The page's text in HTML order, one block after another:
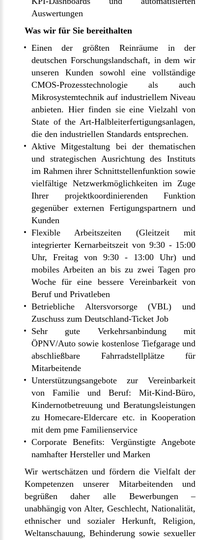
Auswertungen
Was wir für Sie bereithalten
Einen der größten Reinräume in der
deutschen Forschungslandschaft, in dem wir
unseren Kunden sowohl eine vollständige
CMOS-Prozesstechnologie als auch
Mikrosystemtechnik auf industriellem Niveau
anbieten. Hier finden sie eine Vielzahl von
State of the Art-Halbleiterfertigungsanlagen,
die den industriellen Standards entsprechen.
Aktive Mitgestaltung bei der thematischen
und strategischen Ausrichtung des Instituts
im Rahmen ihrer Schnittstellenfunktion sowie
vielfältige Netzwerkmöglichkeiten im Zuge
Ihrer projektkoordinierenden Funktion
gegenüber externen Fertigungspartnern und
Kunden
Flexible Arbeitszeiten (Gleitzeit mit
integrierter Kernarbeitszeit von 9:30 - 15:00
Uhr, Freitag von 9:30 - 13:00 Uhr) und
mobiles Arbeiten an bis zu zwei Tagen pro
Woche für eine bessere Vereinbarkeit von
Beruf und Privatleben
Betriebliche Altersvorsorge (VBL) und
Zuschuss zum Deutschland-Ticket Job
Sehr gute Verkehrsanbindung mit
ÖPNV/Auto sowie kostenlose Tiefgarage und
abschließbare Fahrradstellplätze für
Mitarbeitende
Unterstützungsangebote zur Vereinbarkeit
von Familie und Beruf: Mit-Kind-Büro,
Kindernotbetreuung und Beratungsleistungen
zu Homecare-Eldercare etc. in Kooperation
mit dem pme Familienservice
Corporate Benefits: Vergünstigte Angebote
namhafter Hersteller und Marken
Wir wertschätzen und fördern die Vielfalt der
Kompetenzen unserer Mitarbeitenden und
begrüßen daher alle Bewerbungen –
unabhängig von Alter, Geschlecht, Nationalität,
ethnischer und sozialer Herkunft, Religion,
Weltanschauung, Behinderung sowie sexueller